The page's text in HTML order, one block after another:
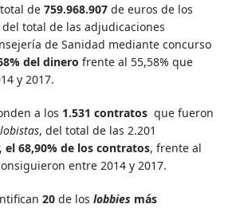
de759.968.907 de euros de los
del total de las adjudicaciones
de Sanidad mediante concurso
del dinero frente al 55,58% que
y 2017.
a los 1.531 contratos que fueron
lobistas, del total de las 2.201
el 68,90% de los contratos, frente al
entre 2014 y 2017.
20 de loslobbies más